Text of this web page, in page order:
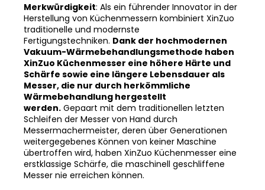
Merkwürdigkeit: Als ein führender Innovator in der
Herstellung von Küchenmessern kombiniert XinZuo
traditionelle und modernste
Fertigungstechniken. Dank der hochmodernen
Vakuum-Wärmebehandlungsmethode haben
XinZuo Küchenmesser eine höhere Härte und
Schärfe sowie eine längere Lebensdauer als
Messer, die nur durch herkömmliche
Wärmebehandlung hergestellt
werden. Gepaart mit dem traditionellen letzten
Schleifen der Messer von Hand durch
Messermachermeister, deren über Generationen
weitergegebenes Können von keiner Maschine
übertroffen wird, haben XinZuo Küchenmesser eine
erstklassige Schärfe, die maschinell geschliffene
Messer nie erreichen können.